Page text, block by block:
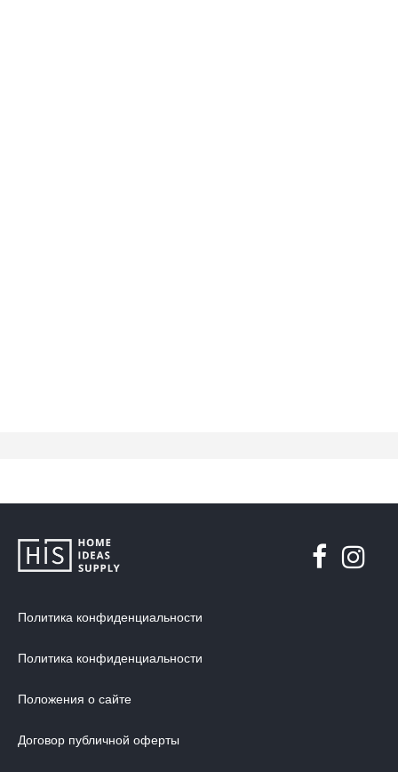
Политика конфиденциальности
Политика конфиденциальности
Положения о сайте
Договор публичной оферты